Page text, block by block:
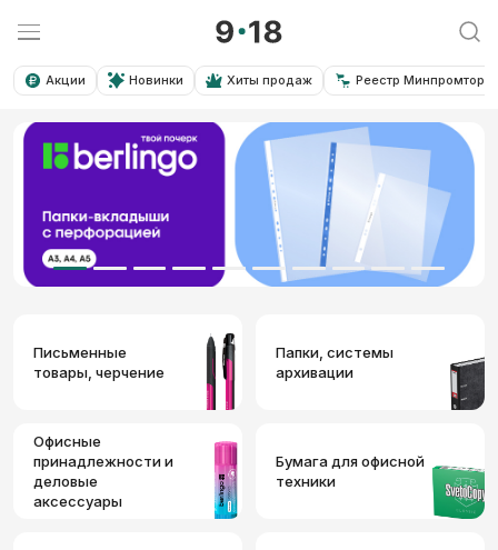
Акции Новинки Хиты продаж Реестр Минпромторга
Письменные
товары, черчение
Папки, системы
архивации
Офисные
принадлежности и
деловые
аксессуары
Бумага для офисной
техники